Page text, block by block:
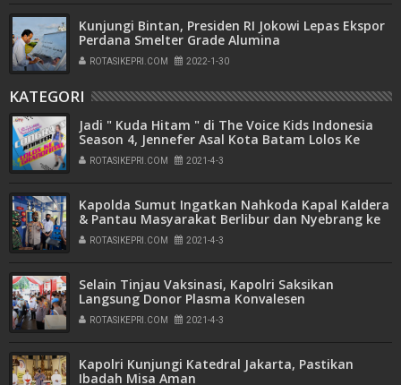
Kunjungi Bintan, Presiden RI Jokowi Lepas Ekspor
Perdana Smelter Grade Alumina
ROTASIKEPRI.COM 2022-1-30
KATEGORI
Jadi " Kuda Hitam " di The Voice Kids Indonesia
Season 4, Jennefer Asal Kota Batam Lolos Ke
Babak Final
ROTASIKEPRI.COM 2021-4-3
Kapolda Sumut Ingatkan Nahkoda Kapal Kaldera
& Pantau Masyarakat Berlibur dan Nyebrang ke
Samosir Danau Toba
ROTASIKEPRI.COM 2021-4-3
Selain Tinjau Vaksinasi, Kapolri Saksikan
Langsung Donor Plasma Konvalesen
ROTASIKEPRI.COM 2021-4-3
Kapolri Kunjungi Katedral Jakarta, Pastikan
Ibadah Misa Aman